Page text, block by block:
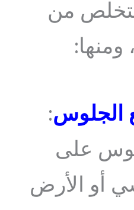
من
ومنها:
الجلوس:
على
أو الأرض